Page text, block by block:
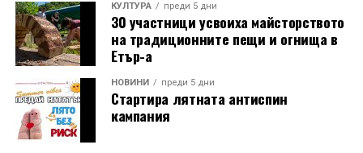
КУЛТУРА преди 5 дни
30 участници усвоиха майсторството
на традиционните пещи и огнища в
Етър-а
НОВИНИ преди 5 дни
Стартира лятната антиспин
кампания